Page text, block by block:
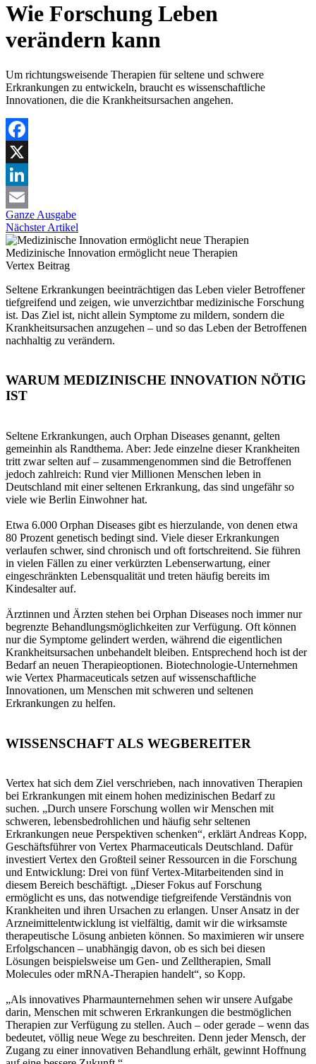
Wie Forschung Leben
verändern kann
Um richtungsweisende Therapien für seltene und schwere
Erkrankungen zu entwickeln, braucht es wissenschaftliche
Innovationen, die die Krankheitsursachen angehen.
Facebook
X
LinkedIn
Email
Ganze Ausgabe
Nächster Artikel
Medizinische Innovation ermöglicht neue Therapien
Vertex Beitrag
Seltene Erkrankungen beeinträchtigen das Leben vieler Betroffener
tiefgreifend und zeigen, wie unverzichtbar medizinische Forschung
ist. Das Ziel ist, nicht allein Symptome zu mildern, sondern die
Krankheitsursachen anzugehen – und so das Leben der Betroffenen
nachhaltig zu verändern.
WARUM MEDIZINISCHE INNOVATION NÖTIG
IST
Seltene Erkrankungen, auch Orphan Diseases genannt, gelten
gemeinhin als Randthema. Aber: Jede einzelne dieser Krankheiten
tritt zwar selten auf – zusammengenommen sind die Betroffenen
jedoch zahlreich: Rund vier Millionen Menschen leben in
Deutschland mit einer seltenen Erkrankung, das sind ungefähr so
viele wie Berlin Einwohner hat.
Etwa 6.000 Orphan Diseases gibt es hierzulande, von denen etwa
80 Prozent genetisch bedingt sind. Viele dieser Erkrankungen
verlaufen schwer, sind chronisch und oft fortschreitend. Sie führen
in vielen Fällen zu einer verkürzten Lebenserwartung, einer
eingeschränkten Lebensqualität und treten häufig bereits im
Kindesalter auf.
Ärztinnen und Ärzten stehen bei Orphan Diseases noch immer nur
begrenzte Behandlungsmöglichkeiten zur Verfügung. Oft können
nur die Symptome gelindert werden, während die eigentlichen
Krankheitsursachen unbehandelt bleiben. Entsprechend hoch ist der
Bedarf an neuen Therapieoptionen. Biotechnologie-Unternehmen
wie Vertex Pharmaceuticals setzen auf wissenschaftliche
Innovationen, um Menschen mit schweren und seltenen
Erkrankungen zu helfen.
WISSENSCHAFT ALS WEGBEREITER
Vertex hat sich dem Ziel verschrieben, nach innovativen Therapien
bei Erkrankungen mit einem hohen medizinischen Bedarf zu
suchen. „Durch unsere Forschung wollen wir Menschen mit
schweren, lebensbedrohlichen und häufig sehr seltenen
Erkrankungen neue Perspektiven schenken“, erklärt Andreas Kopp,
Geschäftsführer von Vertex Pharmaceuticals Deutschland. Dafür
investiert Vertex den Großteil seiner Ressourcen in die Forschung
und Entwicklung: Drei von fünf Vertex-Mitarbeitenden sind in
diesem Bereich beschäftigt. „Dieser Fokus auf Forschung
ermöglicht es uns, das notwendige tiefgreifende Verständnis von
Krankheiten und ihren Ursachen zu erlangen. Unser Ansatz in der
Arzneimittelentwicklung ist vielfältig, damit wir die wirksamste
therapeutische Lösung anbieten können. So maximieren wir unsere
Erfolgschancen – unabhängig davon, ob es sich bei diesen
Lösungen beispielsweise um Gen- und Zelltherapien, Small
Molecules oder mRNA-Therapien handelt“, so Kopp.
„Als innovatives Pharmaunternehmen sehen wir unsere Aufgabe
darin, Menschen mit schweren Erkrankungen die bestmöglichen
Therapien zur Verfügung zu stellen. Auch – oder gerade – wenn das
bedeutet, völlig neue Wege zu beschreiten. Denn jeder Mensch, der
Zugang zu einer innovativen Behandlung erhält, gewinnt Hoffnung